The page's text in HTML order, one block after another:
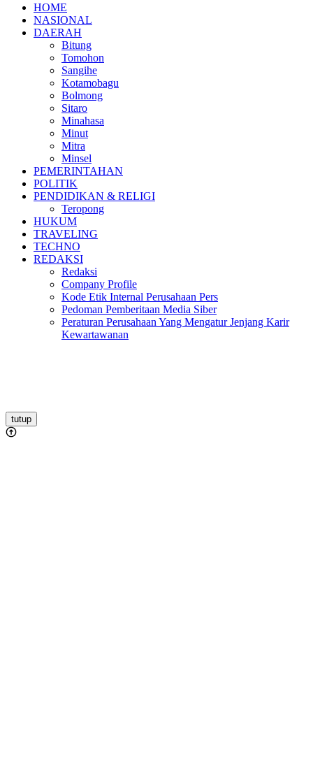
HOME
NASIONAL
DAERAH
Bitung
Tomohon
Sangihe
Kotamobagu
Bolmong
Sitaro
Minahasa
Minut
Mitra
Minsel
PEMERINTAHAN
POLITIK
PENDIDIKAN & RELIGI
Teropong
HUKUM
TRAVELING
TECHNO
REDAKSI
Redaksi
Company Profile
Kode Etik Internal Perusahaan Pers
Pedoman Pemberitaan Media Siber
Peraturan Perusahaan Yang Mengatur Jenjang Karir
Kewartawanan
tutup